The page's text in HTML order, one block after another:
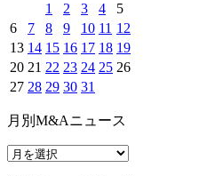
1
2 3 4
5
6
7 8 9 10 11 12
13 14 15 16 17 18 19
20 21 22 23 24 25 26
27 28 29 30 31
月別M&Aニュース